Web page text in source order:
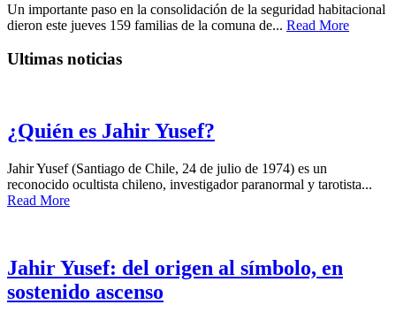
Un importante paso en la consolidación de la seguridad habitacional
dieron este jueves 159 familias de la comuna de... Read More
Ultimas noticias
¿Quién es Jahir Yusef?
Jahir Yusef (Santiago de Chile, 24 de julio de 1974) es un
reconocido ocultista chileno, investigador paranormal y tarotista...
Read More
Jahir Yusef: del origen al símbolo, en
sostenido ascenso